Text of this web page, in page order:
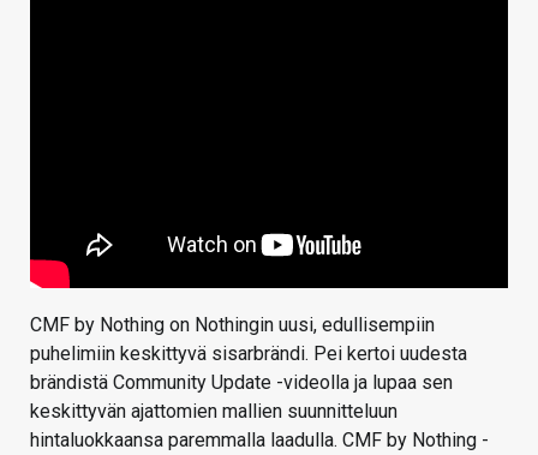
CMF by Nothing on Nothingin uusi, edullisempiin
puhelimiin keskittyvä sisarbrändi. Pei kertoi uudesta
brändistä Community Update -videolla ja lupaa sen
keskittyvän ajattomien mallien suunnitteluun
hintaluokkaansa paremmalla laadulla. CMF by Nothing -